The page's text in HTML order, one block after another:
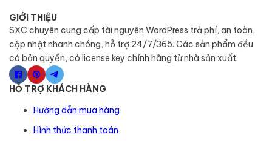
GIỚI THIỆU
SXC chuyên cung cấp tài nguyên WordPress trả phí, an toàn,
cập nhật nhanh chóng, hỗ trợ 24/7/365. Các sản phẩm đều
có bản quyền, có license key chính hãng từ nhà sản xuất.
HỖ TRỢ KHÁCH HÀNG
Hướng dẫn mua hàng
Hình thức thanh toán